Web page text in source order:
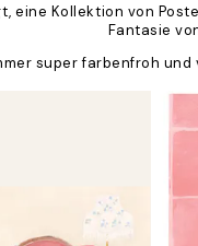
eine Kollektion von
Fantasie
super farbenfroh